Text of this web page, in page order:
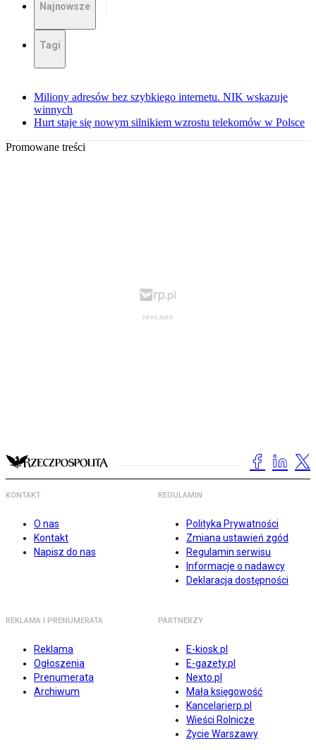
Najnowsze
Tagi
Miliony adresów bez szybkiego internetu. NIK wskazuje
winnych
Hurt staje się nowym silnikiem wzrostu telekomów w Polsce
Promowane treści
KONTAKT
O nas
Kontakt
Napisz do nas
REGULAMIN
Polityka Prywatności
Zmiana ustawień zgód
Regulamin serwisu
Informacje o nadawcy
Deklaracja dostępności
REKLAMA I PRENUMERATA
Reklama
Ogłoszenia
Prenumerata
Archiwum
PARTNERZY
E-kiosk.pl
E-gazety.pl
Nexto.pl
Mała księgowość
Kancelarierp.pl
Wieści Rolnicze
Życie Warszawy